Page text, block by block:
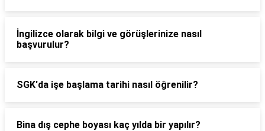
İngilizce olarak bilgi ve görüşlerinize nasıl
başvurulur?
SGK'da işe başlama tarihi nasıl öğrenilir?
Bina dış cephe boyası kaç yılda bir yapılır?